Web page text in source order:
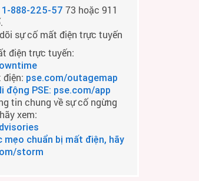
1-888-225-57 73 hoặc 911
sự cố mất điện trực tuyến
điện trực tuyến:
điện: pse.com/outagemap
động PSE: pse.com/app
tin chung về sự cố ngừng
xem:
mẹo chuẩn bị mất điện, hãy
storm